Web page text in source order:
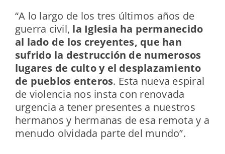
“A lo largo de los tres últimos años de
guerra civil, la Iglesia ha permanecido
al lado de los creyentes, que han
sufrido la destrucción de numerosos
lugares de culto y el desplazamiento
de pueblos enteros. Esta nueva espiral
de violencia nos insta con renovada
urgencia a tener presentes a nuestros
hermanos y hermanas de esa remota y a
menudo olvidada parte del mundo”.